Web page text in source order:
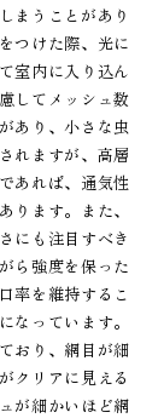
まうことがあり
つけた際、光に
室内に入り込ん
してメッシュ数
あり、小さな虫
れますが、高層
あれば、通気性
ります。また、
にも注目すべき
ら強度を保った
率を維持するこ
なっています。
おり、網目が細
クリアに見える
が細かいほど網